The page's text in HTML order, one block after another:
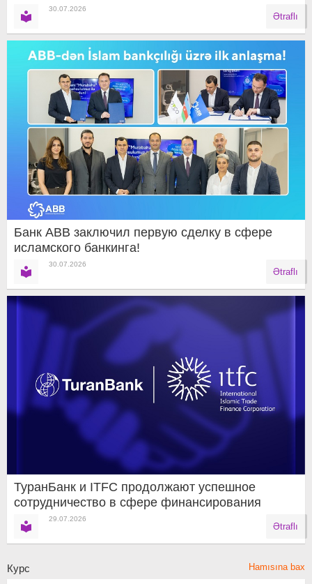
30.07.2026
Ətraflı
Банк ABB заключил первую сделку в сфере
исламского банкинга!
30.07.2026
Ətraflı
ТуранБанк и ITFC продолжают успешное
сотрудничество в сфере финансирования
29.07.2026
Ətraflı
Курс Hamısına bax